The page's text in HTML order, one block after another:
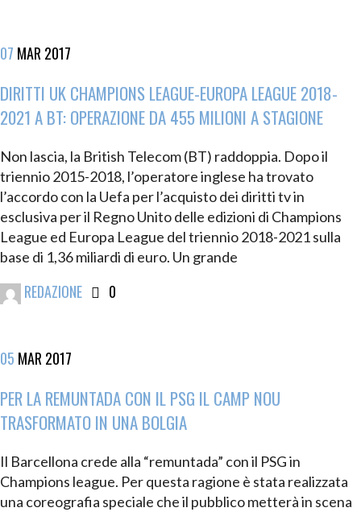
07 MAR 2017
DIRITTI UK CHAMPIONS LEAGUE-EUROPA LEAGUE 2018-
2021 A BT: OPERAZIONE DA 455 MILIONI A STAGIONE
Non lascia, la British Telecom (BT) raddoppia. Dopo il
triennio 2015-2018, l’operatore inglese ha trovato
l’accordo con la Uefa per l’acquisto dei diritti tv in
esclusiva per il Regno Unito delle edizioni di Champions
League ed Europa League del triennio 2018-2021 sulla
base di 1,36 miliardi di euro. Un grande
REDAZIONE 0
05 MAR 2017
PER LA REMUNTADA CON IL PSG IL CAMP NOU
TRASFORMATO IN UNA BOLGIA
Il Barcellona crede alla “remuntada” con il PSG in
Champions league. Per questa ragione è stata realizzata
una coreografia speciale che il pubblico metterà in scena